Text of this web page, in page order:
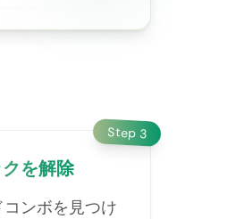
Step 3
を解除
ンボを見つけ